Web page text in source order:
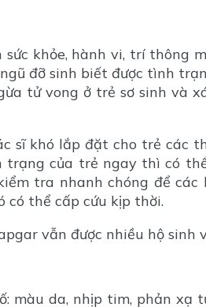
khỏe, hành vi, trí thông
đỡ sinh biết được tình
tử vong ở trẻ sơ sinh và
sĩ khó lắp đặt cho trẻ các
trạng của trẻ ngay thì có
tra nhanh chóng để các
thể cấp cứu kịp thời.
vẫn được nhiều hộ sinh
màu da, nhịp tim, phản xạ